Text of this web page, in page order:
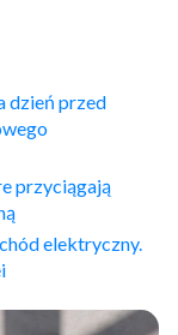
dzień przed
przyciągają
elektryczny.